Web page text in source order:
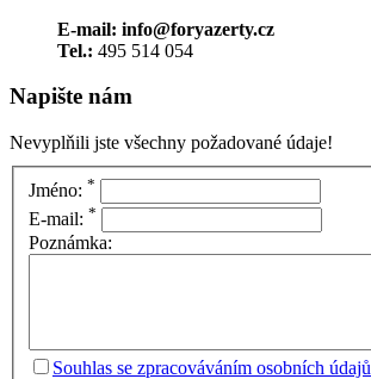
E-mail: info@foryazerty.cz
Tel.: 495 514 054
Napište nám
Nevyplňili jste všechny požadované údaje!
Jméno: *
E-mail: *
Poznámka:
Souhlas se zpracováváním osobních údajů